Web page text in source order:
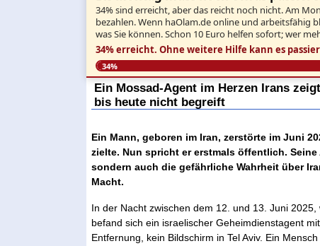
34% sind erreicht, aber das reicht noch nicht. Am
bezahlen. Wenn haOlam.de online und arbeitsfähig
was Sie können. Schon 10 Euro helfen sofort; wer
34% erreicht. Ohne weitere Hilfe kann es
34%
Ein Mossad-Agent im Herzen Irans
bis heute nicht begreift
Ein Mann, geboren im Iran, zerstörte im Juni
zielte. Nun spricht er erstmals öffentlich.
sondern auch die gefährliche Wahrheit über
Macht.
In der Nacht zwischen dem 12. und 13. Juni
befand sich ein israelischer Geheimdienstagent
Entfernung, kein Bildschirm in Tel Aviv. Ein